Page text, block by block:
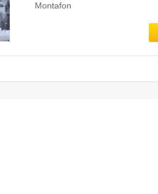
Montafon